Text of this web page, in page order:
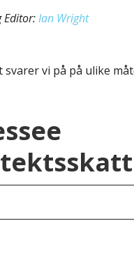
Editor:Ian Wright
svarer vi på på ulike